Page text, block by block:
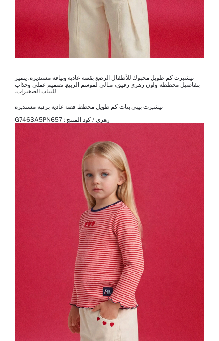
تيشيرت كم طويل محبوك للأطفال الرضع بقصة عادية وبياقة مستديرة. يتميز
بتفاصيل مخططة ولون زهري رقيق، مثالي لموسم الربيع. تصميم عملي وجذاب
للبنات الصغيرات.
تيشيرت بيبي بنات كم طويل مخطط قصة عادية برقبة مستديرة
زهري / كود المنتج : G7463A5PN657